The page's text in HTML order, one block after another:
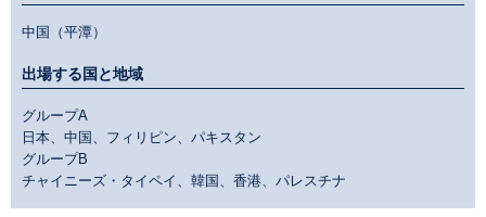
中国（平潭）
出場する国と地域
グループA
日本、中国、フィリピン、パキスタン
グループB
チャイニーズ・タイペイ、韓国、香港、パレスチナ